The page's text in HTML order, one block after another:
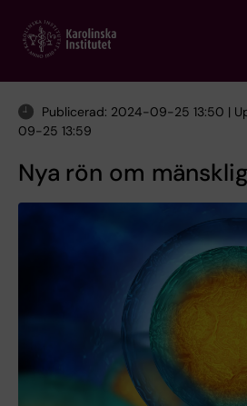
main
Publicerad: 2024-09-25 13:50 |
09-25 13:59
Nya rön om